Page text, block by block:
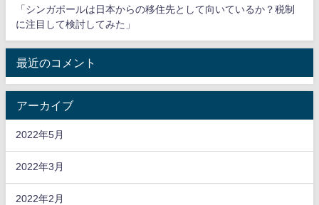
「シンガポールは日本からの移住先として向いているか？税制
に注目して検討してみた」
最近のコメント
アーカイブ
2022年5月
2022年3月
2022年2月